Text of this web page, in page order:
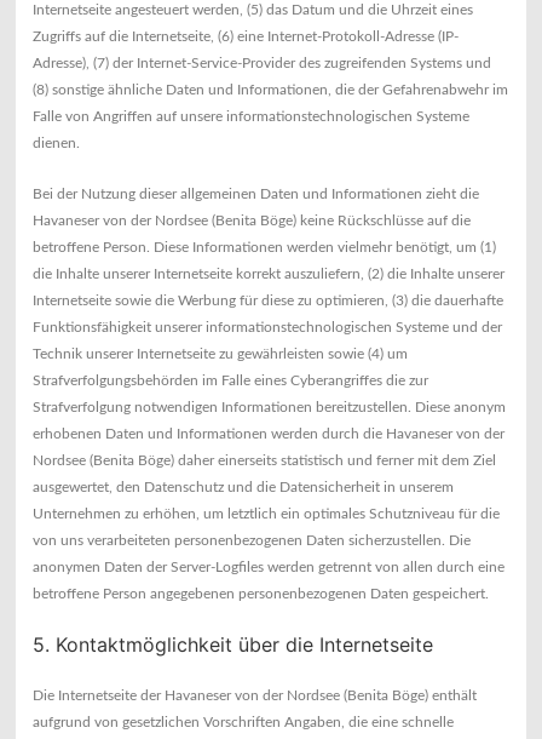
Internetseite angesteuert werden, (5) das Datum und die Uhrzeit eines
Zugriffs auf die Internetseite, (6) eine Internet-Protokoll-Adresse (IP-
Adresse), (7) der Internet-Service-Provider des zugreifenden Systems und
(8) sonstige ähnliche Daten und Informationen, die der Gefahrenabwehr im
Falle von Angriffen auf unsere informationstechnologischen Systeme
dienen.
Bei der Nutzung dieser allgemeinen Daten und Informationen zieht die
Havaneser von der Nordsee (Benita Böge) keine Rückschlüsse auf die
betroffene Person. Diese Informationen werden vielmehr benötigt, um (1)
die Inhalte unserer Internetseite korrekt auszuliefern, (2) die Inhalte unserer
Internetseite sowie die Werbung für diese zu optimieren, (3) die dauerhafte
Funktionsfähigkeit unserer informationstechnologischen Systeme und der
Technik unserer Internetseite zu gewährleisten sowie (4) um
Strafverfolgungsbehörden im Falle eines Cyberangriffes die zur
Strafverfolgung notwendigen Informationen bereitzustellen. Diese anonym
erhobenen Daten und Informationen werden durch die Havaneser von der
Nordsee (Benita Böge) daher einerseits statistisch und ferner mit dem Ziel
ausgewertet, den Datenschutz und die Datensicherheit in unserem
Unternehmen zu erhöhen, um letztlich ein optimales Schutzniveau für die
von uns verarbeiteten personenbezogenen Daten sicherzustellen. Die
anonymen Daten der Server-Logfiles werden getrennt von allen durch eine
betroffene Person angegebenen personenbezogenen Daten gespeichert.
5. Kontaktmöglichkeit über die Internetseite
Die Internetseite der Havaneser von der Nordsee (Benita Böge) enthält
aufgrund von gesetzlichen Vorschriften Angaben, die eine schnelle